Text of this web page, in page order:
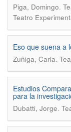
Piga, Domingo.
Teatro
Eso que suena a
Zuñiga, Carla.
Estudios
para la
Dubatti, Jorge.